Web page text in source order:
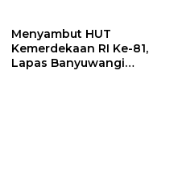
Perlombaan
Menyambut HUT
Kemerdekaan RI Ke-81,
Lapas Banyuwangi